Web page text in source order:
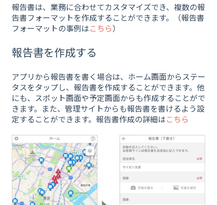
報告書は、業務に合わせてカスタマイズでき、複数の報
告書フォーマットを作成することができます。（報告書
フォーマットの事例はこちら）
報告書を作成する
アプリから報告書を書く場合は、ホーム画面からステー
タスをタップし、報告書を作成することができます。他
にも、スポット画面や予定画面からも作成することがで
きます。また、 管理サイトからも報告書を書けるよう設
定することができます。報告書作成の詳細はこちら